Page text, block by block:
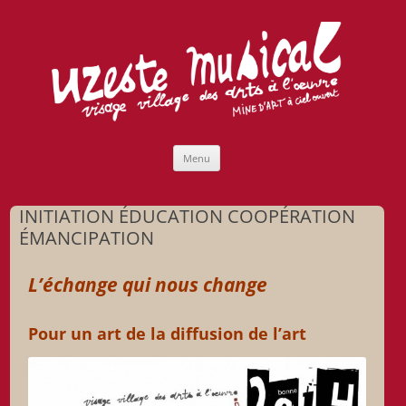
Menu
INITIATION ÉDUCATION COOPÉRATION
ÉMANCIPATION
L’échange qui nous change
Pour un art de la diffusion de l’art